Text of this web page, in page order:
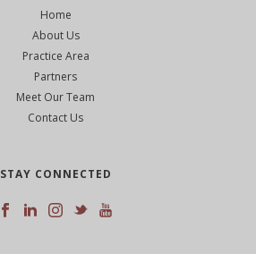
Home
About Us
Practice Area
Partners
Meet Our Team
Contact Us
STAY CONNECTED